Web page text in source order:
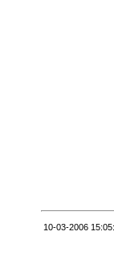
10-03-2006